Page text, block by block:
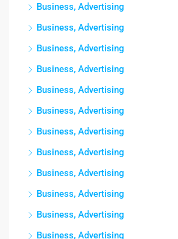
Business, Advertising
Business, Advertising
Business, Advertising
Business, Advertising
Business, Advertising
Business, Advertising
Business, Advertising
Business, Advertising
Business, Advertising
Business, Advertising
Business, Advertising
Business, Advertising